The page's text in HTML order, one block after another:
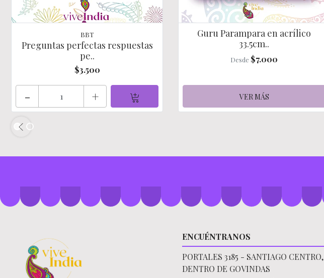
BBT
Preguntas perfectas respuestas
pe..
$3.500
- +
Guru Parampara en acrílico
33.5cm..
Desde $7.000
VER MÁS
ENCUÉNTRANOS
PORTALES 3185 - SANTIAGO CENTRO,
DENTRO DE GOVINDAS